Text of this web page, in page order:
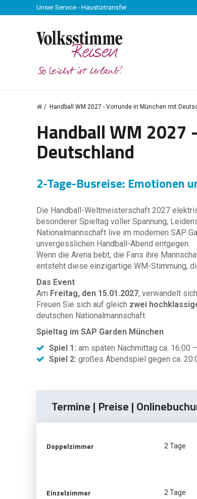
Unser Service - Haustürtransfer
Handball WM 2027 - Vorrunde in München mit
Handball WM 2027
Deutschland
2-Tage-Busreise: Emotionen
Die Handball-Weltmeisterschaft 2027
besonderer Spieltag voller Spannung,
Nationalmannschaft live im modernen SAP
unvergesslichen Handball-Abend entgegen.
Wenn die Arena bebt, die Fans ihre
entsteht diese einzigartige WM-Stimmung,
Das Event
Am Freitag, den 15.01.2027, verwandelt
Freuen Sie sich auf gleich zwei
deutschen Nationalmannschaft.
Spieltag im SAP Garden München
Spiel 1: am späten Nachmittag ca. 16:00
Spiel 2: großes Abendspiel gegen ca.
Termine | Preise |
Doppelzimmer 2 Tage
Einzelzimmer 2 Tage